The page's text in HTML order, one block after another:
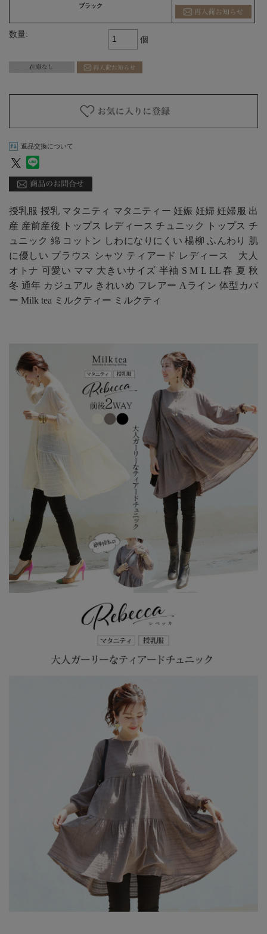
ブラック
数量:
個
返品交換について
授乳服 授乳 マタニティ マタニティー 妊娠 妊婦 妊婦服 出
産 産前産後 トップス レディース チュニック トップス チ
ュニック 綿 コットン しわになりにくい 楊柳 ふんわり 肌
に優しい ブラウス シャツ ティアード レディース 大人
オトナ 可愛い ママ 大きいサイズ 半袖 S M L LL 春 夏 秋
冬 通年 カジュアル きれいめ フレアー Aライン 体型カバ
ー Milk tea ミルクティー ミルクティ